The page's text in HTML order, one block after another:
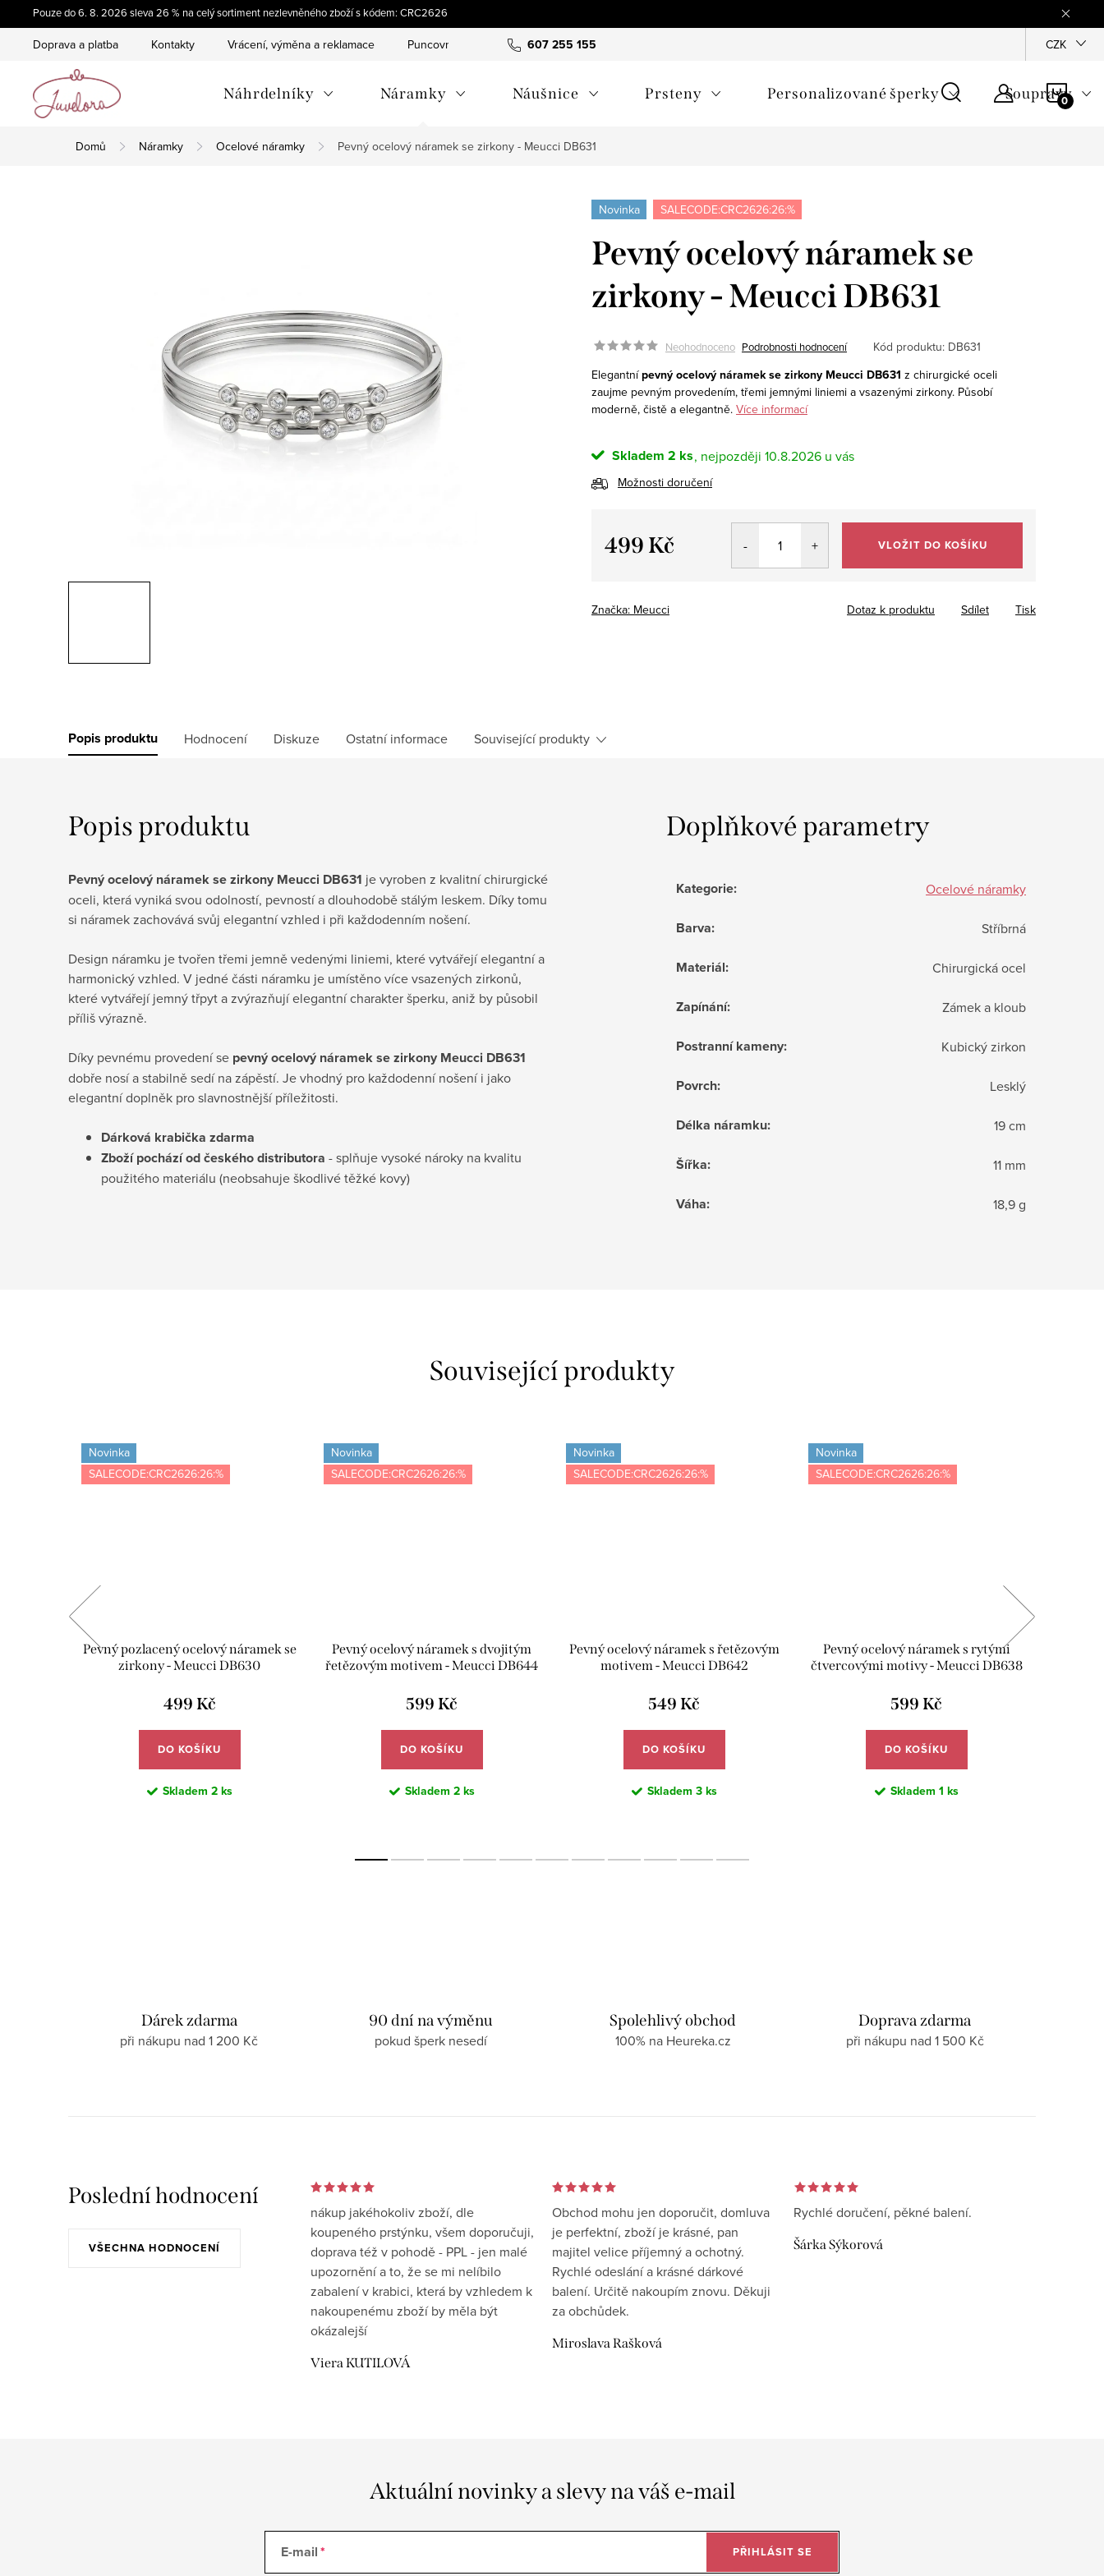
na
Pouze do 6. 8. 2026 sleva 26 % na celý sortiment nezlevněného zboží s kódem: CRC2626
607 255 155
Doprava a platba Kontakty Vrácení, výměna a reklamace Puncovní značky Hodnocení obchodu Jak
CZK
Náhrdelníky Náramky Náušnice Prsteny Personalizované šperky Soupravy
Domů Náramky Ocelové náramky Pevný ocelový náramek se zirkony - Meucci DB631
Novinka SALECODE:CRC2626:26:%
Pevný ocelový náramek se
zirkony - Meucci DB631
Neohodnoceno Podrobnosti hodnocení Kód produktu: DB631
Elegantnípevný ocelový náramek se zirkony Meucci DB631 z chirurgické oceli
zaujme pevným provedením, třemi jemnými liniemi a vsazenými zirkony. Působí
moderně, čistě a elegantně. Více informací
Skladem 2 ks 10.8.2026
Možnosti doručení
499 Kč VLOŽIT DO KOŠÍKU
Značka: Meucci Tisk
Dotaz k produktu Sdílet
Popis produktu Hodnocení Diskuze Ostatní informace Související produkty
Popis produktu
Pevný ocelový náramek se zirkony Meucci DB631 je vyroben z kvalitní chirurgické
oceli, která vyniká svou odolností, pevností a dlouhodobě stálým leskem. Díky tomu
si náramek zachovává svůj elegantní vzhled i při každodenním nošení.
Design náramku je tvořen třemi jemně vedenými liniemi, které vytvářejí elegantní a
harmonický vzhled. V jedné části náramku je umístěno více vsazených zirkonů,
které vytvářejí jemný třpyt a zvýrazňují elegantní charakter šperku, aniž by působil
příliš výrazně.
Díky pevnému provedení se pevný ocelový náramek se zirkony Meucci DB631
dobře nosí a stabilně sedí na zápěstí. Je vhodný pro každodenní nošení i jako
elegantní doplněk pro slavnostnější příležitosti.
Dárková krabička zdarma
Zboží pochází od českého distributora - splňuje vysoké nároky na kvalitu
použitého materiálu (neobsahuje škodlivé těžké kovy)
Doplňkové parametry
Kategorie: Ocelové náramky
Barva: Stříbrná
Materiál: Chirurgická ocel
Zapínání: Zámek a kloub
Postranní kameny: Kubický zirkon
Povrch: Lesklý
Délka náramku: 19 cm
Šířka: 11 mm
Váha: 18,9 g
Související produkty
Novinka
SALECODE:CRC2626:26:%
Pevný pozlacený ocelový náramek se
zirkony - Meucci DB630
499 Kč
DO KOŠÍKU
Skladem 2 ks
Novinka
SALECODE:CRC2626:26:%
Pevný ocelový náramek s dvojitým
řetězovým motivem - Meucci DB644
599 Kč
DO KOŠÍKU
Skladem 2 ks
Novinka
SALECODE:CRC2626:26:%
Pevný ocelový náramek s řetězovým
motivem - Meucci DB642
549 Kč
DO KOŠÍKU
Skladem 3 ks
Novinka
SALECODE:CRC2626:26:%
Pevný ocelový náramek s rytými
čtvercovými motivy - Meucci DB638
599 Kč
DO KOŠÍKU
Skladem 1 ks
Dárek zdarma
při nákupu nad 1 200 Kč
90 dní na výměnu
pokud šperk nesedí
Spolehlivý obchod
100% na Heureka.cz
Doprava zdarma
při nákupu nad 1 500 Kč
Poslední hodnocení
VŠECHNA HODNOCENÍ
nákup jakéhokoliv zboží, dle
koupeného prstýnku, všem doporučuji,
doprava též v pohodě - PPL - jen malé
upozornění a to, že se mi nelíbilo
zabalení v krabici, která by vzhledem k
nakoupenému zboží by měla být
okázalejší
Viera KUTILOVÁ
Obchod mohu jen doporučit, domluva
je perfektní, zboží je krásné, pan
majitel velice příjemný a ochotný.
Rychlé odeslání a krásné dárkové
balení. Určitě nakoupím znovu. Děkuji
za obchůdek.
Miroslava Rašková
Rychlé doručení, pěkné balení.
Šárka Sýkorová
Aktuální novinky a slevy na váš e-mail
E-mail PŘIHLÁSIT SE